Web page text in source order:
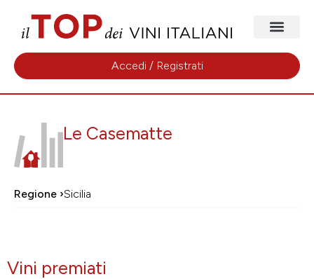
Accedi / Registrati
Le Casematte
Regione ›Sicilia
Vini premiati